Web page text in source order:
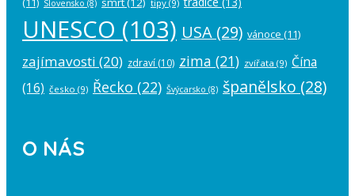
Slovensko (8) tipy (9)
UNESCO (103) USA (29) vánoce (11)
zajímavosti (20) zdraví (10) zima (21) zvířata (9) Čína
(16) česko (9) Řecko (22) Švýcarsko (8) španělsko (28)
O NÁS